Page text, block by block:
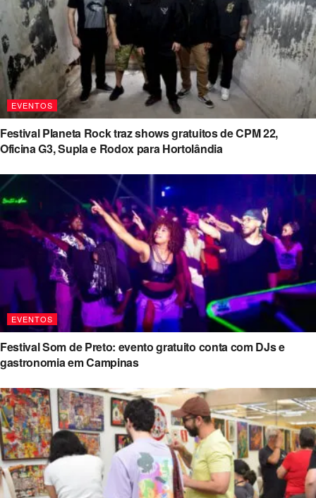
EVENTOS
Festival Planeta Rock traz shows gratuitos de CPM 22,
Oficina G3, Supla e Rodox para Hortolândia
EVENTOS
Festival Som de Preto: evento gratuito conta com DJs e
gastronomia em Campinas